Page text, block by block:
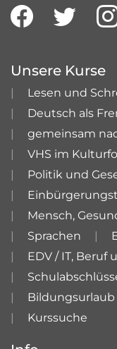
Unsere Kurse
Lesen und
Deutsch als
gemeinsam
VHS im
Politik und
Mensch,
Sprachen
EDV / IT, Beruf
Bildungsurlaub
Kurssuche